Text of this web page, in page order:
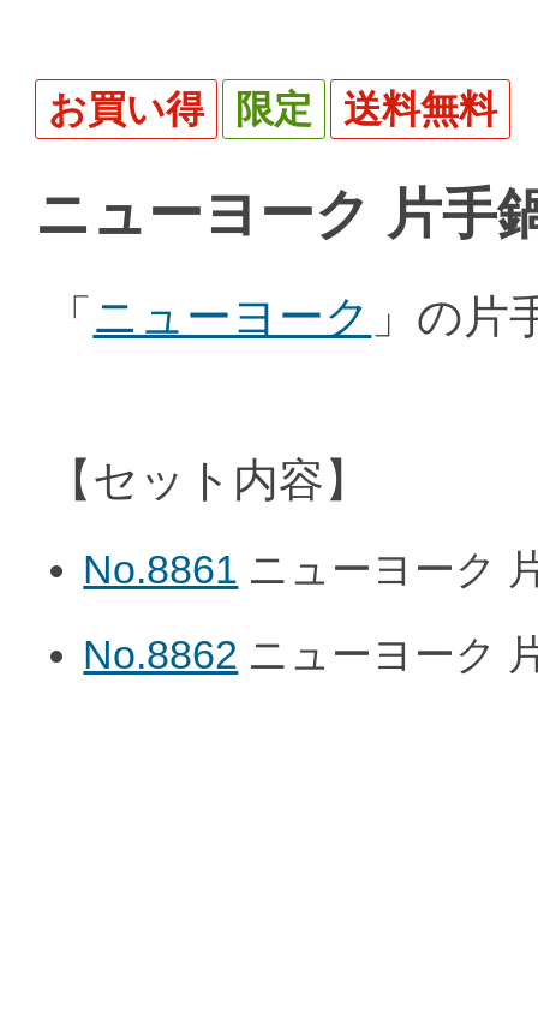
お買い得 限定 送料無料
ニューヨーク 片手
「 ニューヨーク 」の片
【セット内容】
No.8861 ニューヨーク
No.8862 ニューヨーク